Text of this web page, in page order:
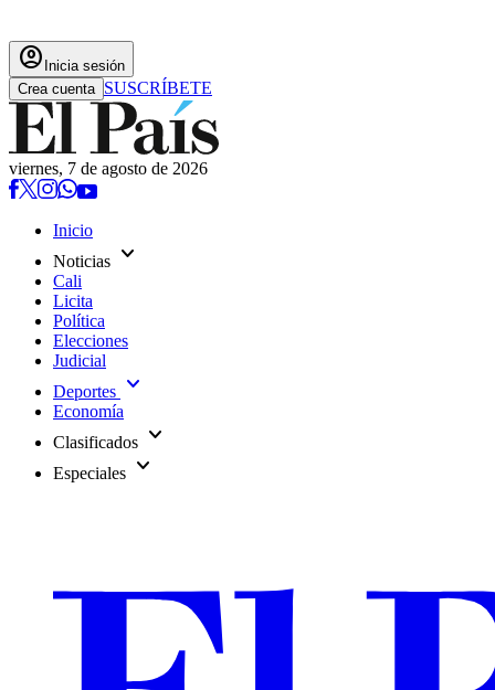
account_circle Inicia sesión
Crea cuenta SUSCRÍBETE
viernes, 7 de agosto de 2026
Inicio
Noticias expand_more
Cali
Licita
Política
Elecciones
Judicial
Deportes expand_more
Economía
Clasificados expand_more
Especiales expand_more